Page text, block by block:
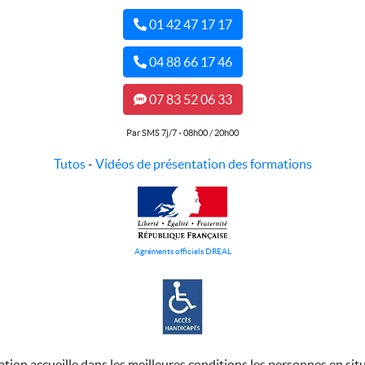
01 42 47 17 17
04 88 66 17 46
07 83 52 06 33
Par SMS 7j/7 - 08h00 / 20h00
Tutos- Vidéos de présentation des formations
Agréments officiels DREAL